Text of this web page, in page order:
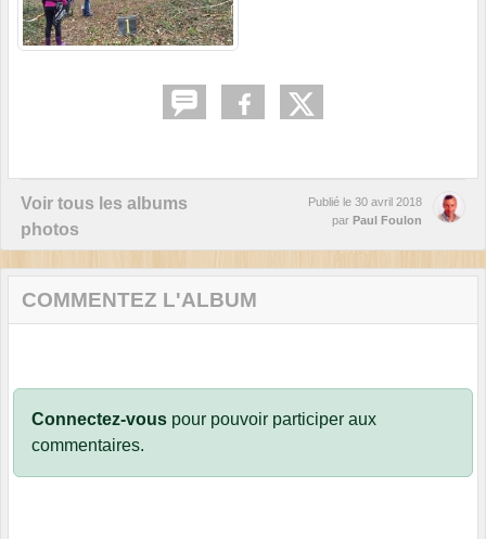
Voir tous les albums
photos
Publié le 30 avril 2018
par Paul Foulon
COMMENTEZ L'ALBUM
Connectez-vous pour pouvoir participer aux
commentaires.